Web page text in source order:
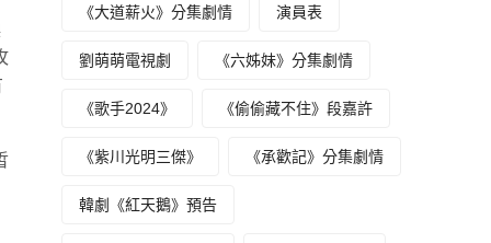
《大道薪火》分集劇情 演員表
劉萌萌電視劇 《六姊妹》分集劇情
《歌手2024》 《偷偷藏不住》段嘉許
《紫川光明三傑》 《承歡記》分集劇情
韓劇《紅天鵝》預告